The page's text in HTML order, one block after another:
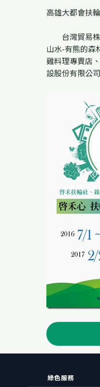
高雄大都會扶
台灣貿易株
山水-有熊的森
雞料理專賣店
設股份有限公
綠色服務